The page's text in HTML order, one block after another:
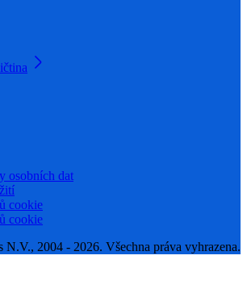
osobních dat
cookie
cookie
2004 - 2026. Všechna práva vyhrazena.